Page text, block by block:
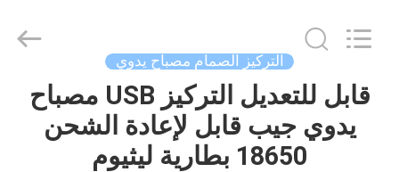
المنزل
المنتجات
Reserved.
التركيز الصمام مصباح يدوي
قابل للتعديل التركيز USB مصباح
يدوي جيب قابل لإعادة الشحن
18650 بطارية ليثيوم